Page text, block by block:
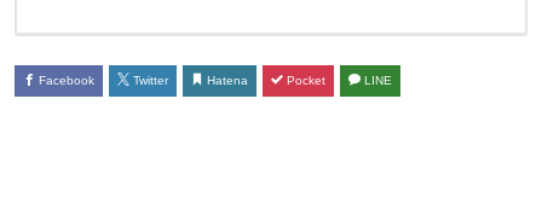
魚
Facebook Twitter Hatena Pocket LINE